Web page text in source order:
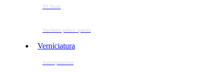
TT Tools
Vaschetta pulisci spatola
Verniciatura
Autoriparazione